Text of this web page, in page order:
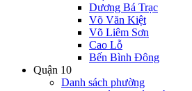
Dương Bá Trạc
Võ Văn Kiệt
Võ Liêm Sơn
Cao Lỗ
Bến Bình Đông
Quận 10
Danh sách phường